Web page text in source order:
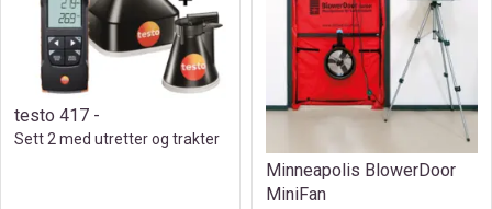
testo 417 -
Sett 2 med utretter og trakter
Minneapolis BlowerDoor
MiniFan